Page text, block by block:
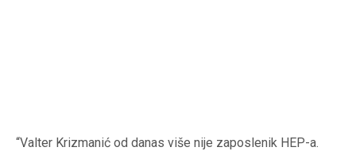
“Valter Krizmanić od danas više nije zaposlenik HEP-a.